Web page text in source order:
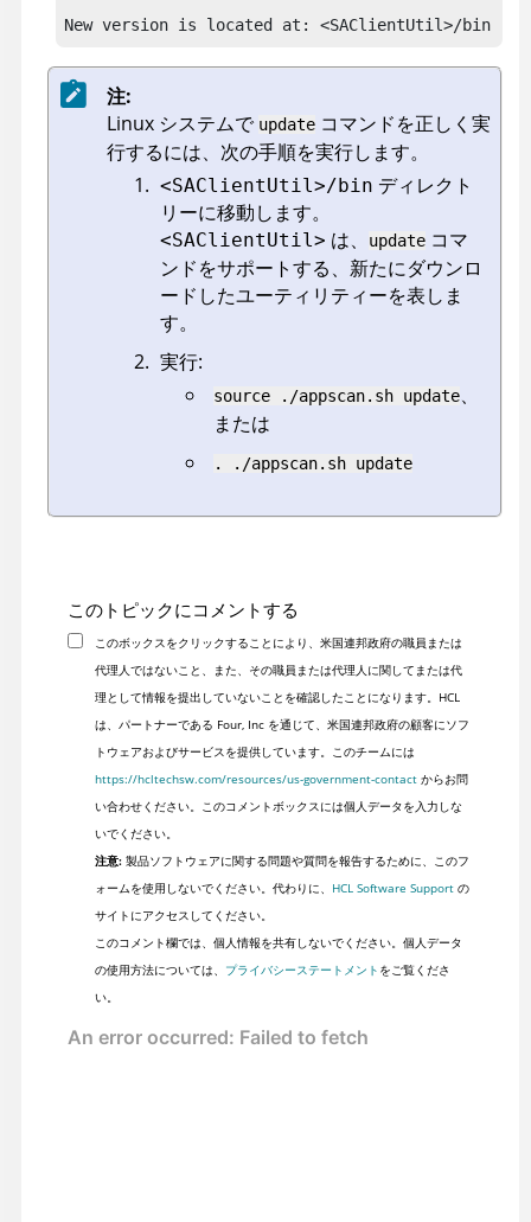
New version is located at: <SAClientUtil>/bin
注:
Linux システムで update コマンドを正しく実
行するには、次の手順を実行します。
<SAClientUtil>/bin ディレクト
リーに移動します。
<SAClientUtil> は、 update コマ
ンドをサポートする、新たにダウンロ
ードしたユーティリティーを表しま
す。
実行:
source ./appscan.sh update、
または
. ./appscan.sh update
このトピックにコメントする
このボックスをクリックすることにより、米国連邦政府の職員または
代理人ではないこと、また、その職員または代理人に関してまたは代
理として情報を提出していないことを確認したことになります。HCL
は、パートナーである Four, Inc を通じて、米国連邦政府の顧客にソフ
トウェアおよびサービスを提供しています。このチームには
https://hcltechsw.com/resources/us-government-contactからお問
い合わせください。このコメントボックスには個人データを入力しな
いでください。
注意:製品ソフトウェアに関する問題や質問を報告するために、このフ
ォームを使用しないでください。代わりに、 HCL Software Supportの
サイトにアクセスしてください。
このコメント欄では、個人情報を共有しないでください。個人データ
の使用方法については、 プライバシーステートメント をご覧くださ
い。